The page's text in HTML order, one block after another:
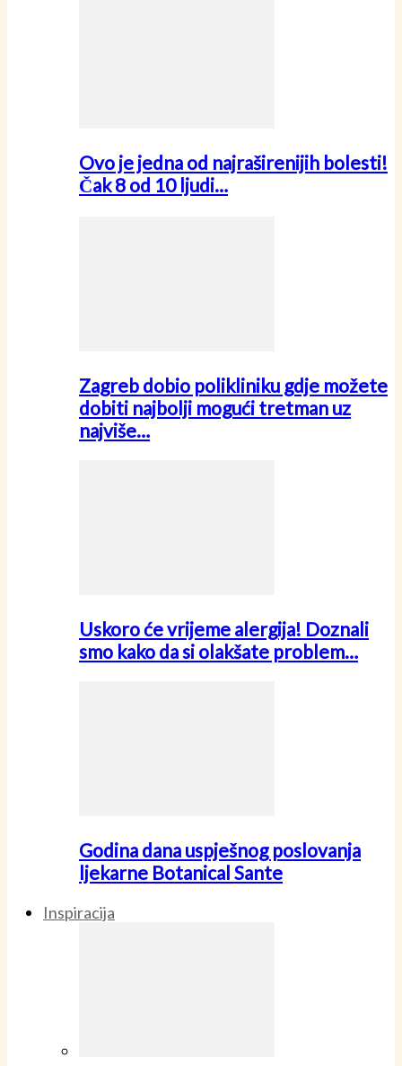
Ovo je jedna od najraširenijih bolesti!
Čak 8 od 10 ljudi…
Zagreb dobio polikliniku gdje možete
dobiti najbolji mogući tretman uz
najviše…
Uskoro će vrijeme alergija! Doznali
smo kako da si olakšate problem…
Godina dana uspješnog poslovanja
ljekarne Botanical Sante
Inspiracija